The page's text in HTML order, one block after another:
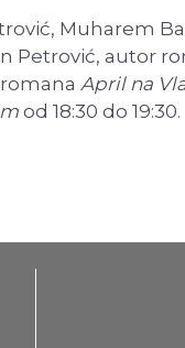
Muharem
Petrović, autor
April na
od 18:30 do 19:30.